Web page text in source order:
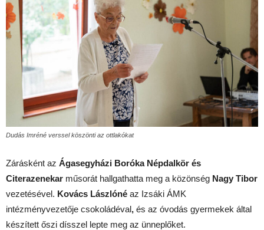
Dudás Imréné verssel köszönti az ottlakókat
Zárásként az Ágasegyházi Boróka Népdalkör és
Citerazenekar műsorát hallgathatta meg a közönség Nagy Tibor
vezetésével. Kovács Lászlóné az Izsáki ÁMK
intézményvezetője csokoládéval, és az óvodás gyermekek által
készített őszi dísszel lepte meg az ünneplőket.